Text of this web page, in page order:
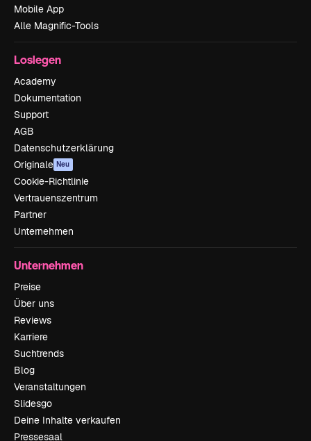
Mobile App
Alle Magnific-Tools
Loslegen
Academy
Dokumentation
Support
AGB
Datenschutzerklärung
Originale Neu
Cookie-Richtlinie
Vertrauenszentrum
Partner
Unternehmen
Unternehmen
Preise
Über uns
Reviews
Karriere
Suchtrends
Blog
Veranstaltungen
Slidesgo
Deine Inhalte verkaufen
Pressesaal